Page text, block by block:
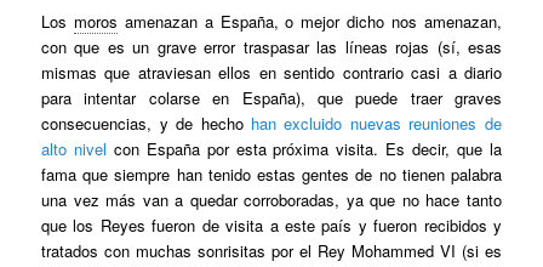
Los moros amenazan a España, o mejor dicho nos amenazan,
con que es un grave error traspasar las líneas rojas (sí, esas
mismas que atraviesan ellos en sentido contrario casi a diario
para intentar colarse en España), que puede traer graves
consecuencias, y de hecho han excluido nuevas reuniones de
alto nivel con España por esta próxima visita. Es decir, que la
fama que siempre han tenido estas gentes de no tienen palabra
una vez más van a quedar corroboradas, ya que no hace tanto
que los Reyes fueron de visita a este país y fueron recibidos y
tratados con muchas sonrisitas por el Rey Mohammed VI (si es